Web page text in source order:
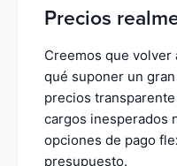
Precios
Creemos que
qué suponer un
precios
cargos inesperados
opciones de pago
presupuesto.